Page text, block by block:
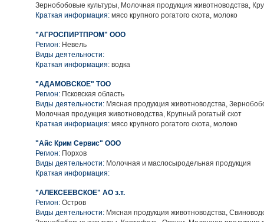
Зернобобовые культуры, Молочная продукция животноводства,
Краткая информация: мясо крупного рогатого скота, молоко
"АГРОСПИРТПРОМ" ООО
Регион: Невель
Виды деятельности:
Краткая информация: водка
"АДАМОВСКОЕ" ТОО
Регион: Псковская область
Виды деятельности: Мясная продукция животноводства,
Молочная продукция животноводства, Крупный рогатый скот
Краткая информация: мясо крупного рогатого скота, молоко
"Айс Крим Сервис" ООО
Регион: Порхов
Виды деятельности: Молочная и маслосыродельная продукция
Краткая информация:
"АЛЕКСЕЕВСКОЕ" АО з.т.
Регион: Остров
Виды деятельности: Мясная продукция животноводства,